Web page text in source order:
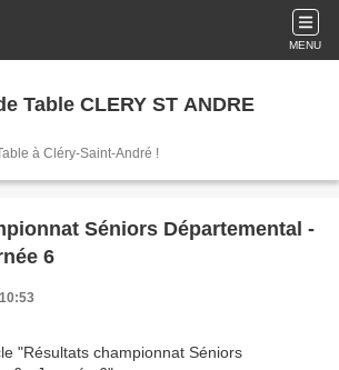
MENU
Table CLERY ST ANDRE
à Cléry-Saint-André !
Séniors Départemental -
6